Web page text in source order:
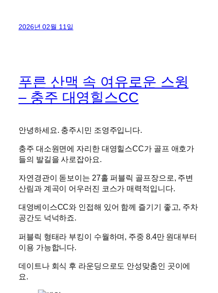
2026년 02월 11일
푸른 산맥 속 여유로운 스윙
– 충주 대영힐스CC
안녕하세요. 충주시민 조영주입니다.
충주 대소원면에 자리한 대영힐스CC가 골프 애호가
들의 발길을 사로잡아요.
자연경관이 돋보이는 27홀 퍼블릭 골프장으로, 주변
산림과 계곡이 어우러진 코스가 매력적입니다.
대영베이스CC와 인접해 있어 함께 즐기기 좋고, 주차
공간도 넉넉하죠.
퍼블릭 형태라 부킹이 수월하며, 주중 8.4만 원대부터
이용 가능합니다.
데이트나 회식 후 라운딩으로도 안성맞춤인 곳이에
요.